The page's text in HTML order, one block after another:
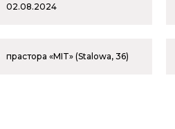
02.08.2024
прастора «MIT» (Stalowa, 36)